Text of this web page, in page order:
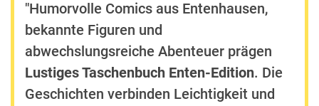
"Humorvolle Comics aus Entenhausen,
bekannte Figuren und
abwechslungsreiche Abenteuer prägen
Lustiges Taschenbuch Enten-Edition. Die
Geschichten verbinden Leichtigkeit und